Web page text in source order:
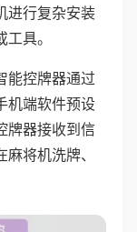
进行复杂安装
具。
能控牌器通过
机端软件预设
牌器接收到信
将机洗牌、